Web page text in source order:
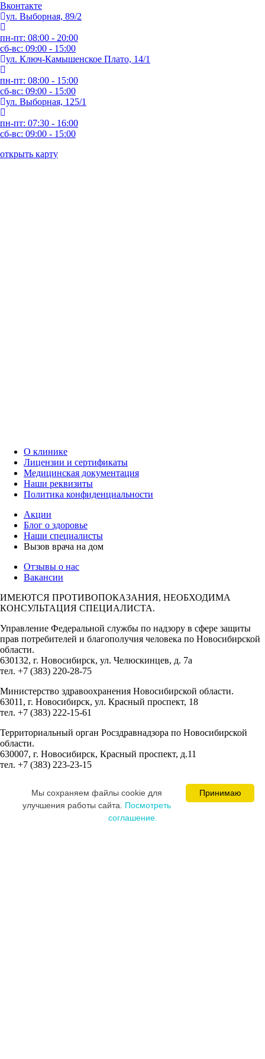
Вконтакте
ул. Выборная, 89/2
пн-пт: 08:00 - 20:00
сб-вс: 09:00 - 15:00
ул. Ключ-Камышенское Плато, 14/1
пн-пт: 08:00 - 15:00
сб-вс: 09:00 - 15:00
ул. Выборная, 125/1
пн-пт: 07:30 - 16:00
сб-вс: 09:00 - 15:00
открыть карту
О клинике
Лицензии и сертификаты
Медицинская документация
Наши реквизиты
Политика конфиденциальности
Акции
Блог о здоровье
Наши специалисты
Вызов врача на дом
Отзывы о нас
Вакансии
ИМЕЮТСЯ ПРОТИВОПОКАЗАНИЯ, НЕОБХОДИМА
КОНСУЛЬТАЦИЯ СПЕЦИАЛИСТА.
Управление Федеральной службы по надзору в сфере защиты
прав потребителей и благополучия человека по Новосибирской
области.
630132, г. Новосибирск, ул. Челюскинцев, д. 7а
тел. +7 (383) 220-28-75
Министерство здравоохранения Новосибирской области.
63011, г. Новосибирск, ул. Красный проспект, 18
тел. +7 (383) 222-15-61
Территориальный орган Росздравнадзора по Новосибирской
области.
630007, г. Новосибирск, Красный проспект, д.11
тел. +7 (383) 223-23-15
Ваминцева Марина Николаевна
Цевкалюк Юлия Ивановна
Принимаю
Мы cохраняем файлы cookie для
улучшения работы сайта. Посмотреть
соглашение.